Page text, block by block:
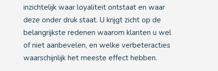
inzichtelijk waar loyaliteit ontstaat en waar
deze onder druk staat. U krijgt zicht op de
belangrijkste redenen waarom klanten u wel
of niet aanbevelen, en welke verbeteracties
waarschijnlijk het meeste effect hebben.